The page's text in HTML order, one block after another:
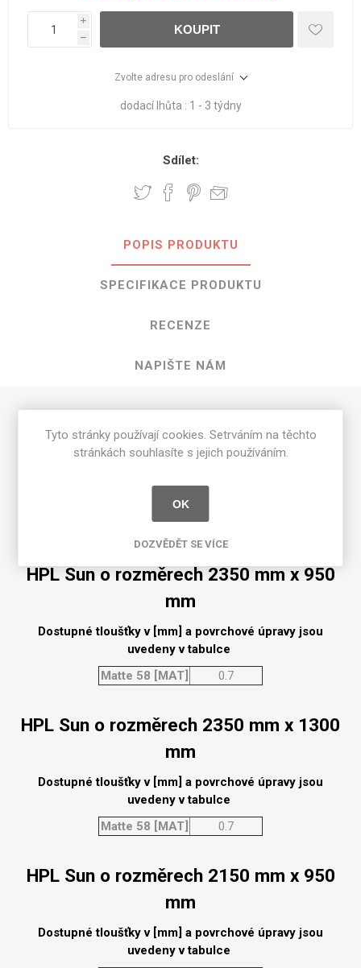
i
h
KOUPIT
Zvolte adresu pro odeslání
dodací lhůta : 1 - 3 týdny
Sdílet:
POPIS PRODUKTU
SPECIFIKACE PRODUKTU
RECENZE
NAPIŠTE NÁM
mm
uvedeny v tabulce
Matte 58 [MAT]
HPL Sun o rozměrech 2350 mm x 950
mm
Dostupné tloušťky v [mm] a povrchové úpravy jsou
uvedeny v tabulce
Matte 58 [MAT]
0.7
HPL Sun o rozměrech 2350 mm x 1300
mm
Dostupné tloušťky v [mm] a povrchové úpravy jsou
uvedeny v tabulce
Matte 58 [MAT]
0.7
HPL Sun o rozměrech 2150 mm x 950
mm
Dostupné tloušťky v [mm] a povrchové úpravy jsou
uvedeny v tabulce
Tyto stránky používají cookies. Setrváním na těchto
stránkách souhlasíte s jejich používáním.
OK
DOZVĚDĚT SE VÍCE